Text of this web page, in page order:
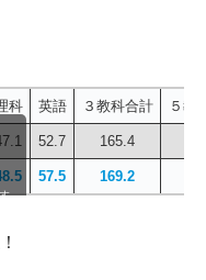
科 英語 ３教科合計 ５教
52.7 165.4
57.5 169.2